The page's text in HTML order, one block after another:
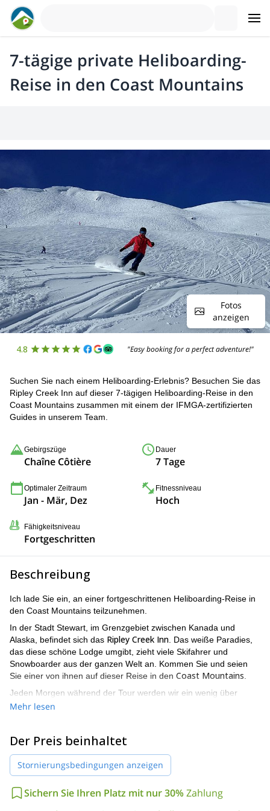
7-tägige private Heliboarding-
Reise in den Coast Mountains
Fotos
anzeigen
4.8 "Easy booking for a perfect adventure!"
Suchen Sie nach einem Heliboarding-Erlebnis? Besuchen Sie das
Ripley Creek Inn auf dieser 7-tägigen Heliboarding-Reise in den
Coast Mountains zusammen mit einem der IFMGA-zertifizierten
Guides in unserem Team.
Gebirgszüge
Chaîne Côtière
Dauer
7 Tage
Optimaler Zeitraum
Jan - Mär, Dez
Fitnessniveau
Hoch
Fähigkeitsniveau
Fortgeschritten
Beschreibung
Ich lade Sie ein, an einer fortgeschrittenen Heliboarding-Reise in
den Coast Mountains teilzunehmen.
In der Stadt Stewart, im Grenzgebiet zwischen Kanada und
Alaska, befindet sich das Ripley Creek Inn . Das weiße Paradies,
das diese schöne Lodge umgibt, zieht viele Skifahrer und
Snowboarder aus der ganzen Welt an. Kommen Sie und seien
Sie einer von ihnen auf dieser Reise in den Coast Mountains
Jeden Morgen während der Tour werden wir ein wenig über
Wetter- und Schneebedingungen sprechen, bevor wir den
Diese Tour ermöglicht es den Teilnehmern, Teil einer kleinen
Gruppe fortgeschrittener Skifahrer und Snowboarder zu sein. Ein
hohes Erfahrungsniveauist erforderlich, um an dieser Reise
Das Ripley Creek Inn bietet seinen Gästen alles, was sie
Mehr lesen
Der Preis beinhaltet
Stornierungsbedingungen anzeigen
Sichern Sie Ihren Platz mit nur 30%Zahlung